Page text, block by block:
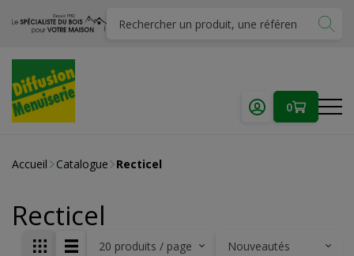
0
Accueil Catalogue Recticel
Recticel